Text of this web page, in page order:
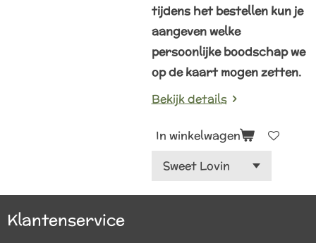
tijdens het bestellen kun je
aangeven welke
persoonlijke boodschap we
op de kaart mogen zetten.
Bekijk details
In winkelwagen
Klantenservice